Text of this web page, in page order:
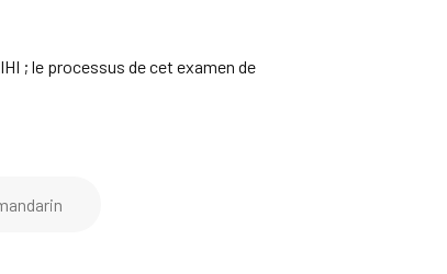
; le processus de cet examen de